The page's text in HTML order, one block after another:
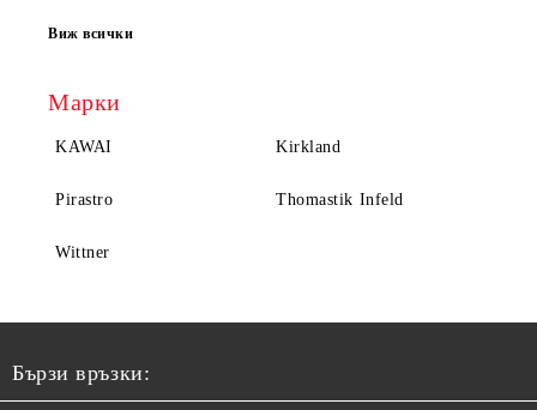
Виж всички
Марки
KAWAI Kirkland
Pirastro Thomastik Infeld
Wittner
Бързи връзки: